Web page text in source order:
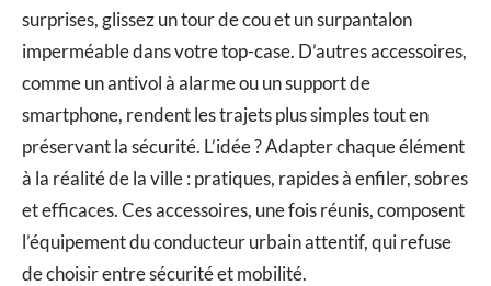
surprises, glissez un tour de cou et un surpantalon
imperméable dans votre top-case. D’autres accessoires,
comme un antivol à alarme ou un support de
smartphone, rendent les trajets plus simples tout en
préservant la sécurité. L’idée ? Adapter chaque élément
à la réalité de la ville : pratiques, rapides à enfiler, sobres
et efficaces. Ces accessoires, une fois réunis, composent
l’équipement du conducteur urbain attentif, qui refuse
de choisir entre sécurité et mobilité.